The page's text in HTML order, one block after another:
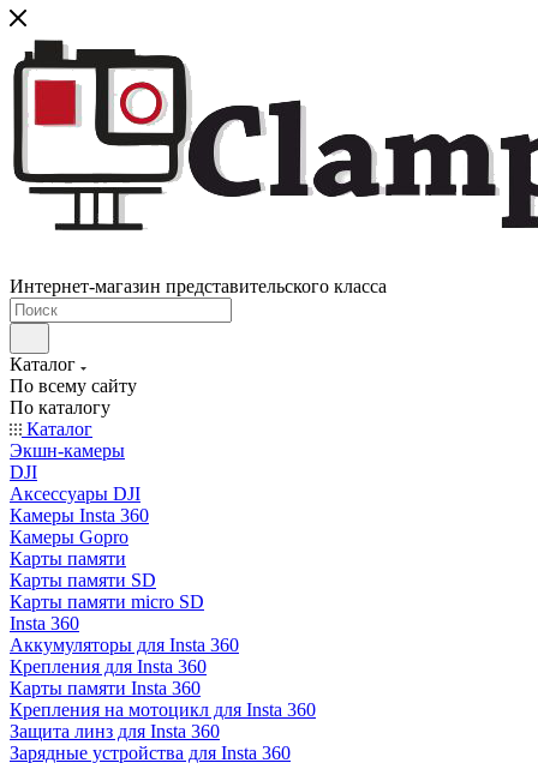
Интернет-магазин представительского класса
Каталог
По всему сайту
По каталогу
Каталог
Экшн-камеры
DJI
Аксессуары DJI
Камеры Insta 360
Камеры Gopro
Карты памяти
Карты памяти SD
Карты памяти micro SD
Insta 360
Аккумуляторы для Insta 360
Крепления для Insta 360
Карты памяти Insta 360
Крепления на мотоцикл для Insta 360
Защита линз для Insta 360
Зарядные устройства для Insta 360